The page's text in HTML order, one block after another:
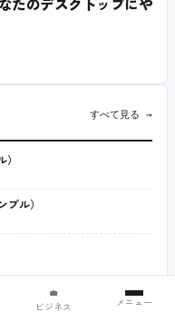
すべて見る →
ル）
💼
ビジネス
メニュー